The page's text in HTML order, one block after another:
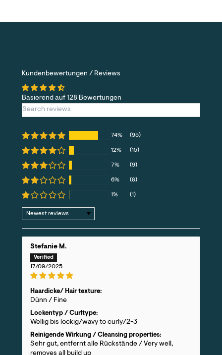
Kundenbewertungen / Reviews
Basierend auf 128 Bewertungen
74% (95)
12% (15)
7% (9)
6% (8)
1% (1)
Sort by
Stefanie M.
17/09/2025
Haardicke/ Hair texture:
Dünn / Fine
Lockentyp / Curltype:
Wellig bis lockig/wavy to curly/2-3
Reinigende Wirkung / Cleansing properties:
Sehr gut, entfernt alle Rückstände / Very well,
removes all build up